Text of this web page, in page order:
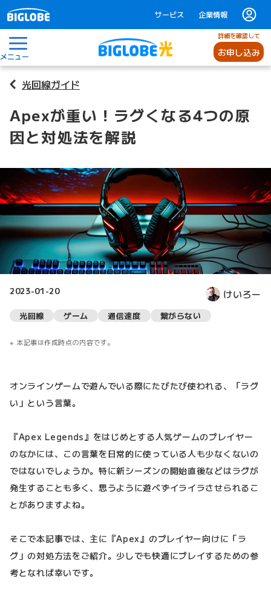
サービス 企業情報
メニュー
詳細を確認して
お申し込み
光回線ガイド
Apexが重い！ラグくなる4つの原
因と対処法を解説
2023-01-20 けいろー
光回線 ゲーム 通信速度 繋がらない
本記事は作成時点の内容です。
オンラインゲームで遊んでいる際にたびたび使われる、「ラグ
い」という言葉。
『Apex Legends』をはじめとする人気ゲームのプレイヤー
のなかには、この言葉を日常的に使っている人も少なくないの
ではないでしょうか。特に新シーズンの開始直後などはラグが
発生することも多く、思うように遊べずイライラさせられるこ
とがありますよね。
そこで本記事では、主に『Apex』のプレイヤー向けに「ラ
グ」の対処方法をご紹介。少しでも快適にプレイするための参
考となれば幸いです。